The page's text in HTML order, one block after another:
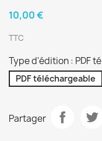
10,00 €
TTC
Type d'édition : PDF
PDF téléchargeable
Partager